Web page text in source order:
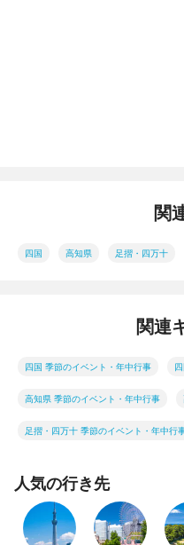
関
四国 高知県 足摺・四万十
関連
四国 季節のイベント・年中行事
高知県 季節のイベント・年中行事
足摺・四万十 季節のイベント・年中行
人気の行き先